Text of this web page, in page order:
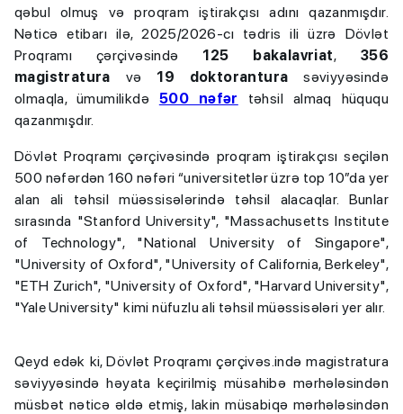
qəbul olmuş və proqram iştirakçısı adını qazanmışdır.
Nəticə etibarı ilə, 2025/2026-cı tədris ili üzrə Dövlət
Proqramı çərçivəsində 125 bakalavriat, 356
magistratura və 19 doktorantura səviyyəsində
olmaqla, ümumilikdə
500 nəfər təhsil almaq hüququ
qazanmışdır.
Dövlət Proqramı çərçivəsində proqram iştirakçısı seçilən
500 nəfərdən 160 nəfəri “universitetlərüzrə top 10”da yer
alan ali təhsil müəssisələrində təhsil alacaqlar. Bunlar
sırasında "Stanford University", "Massachusetts Institute
of Technology", "National University of Singapore",
"University of Oxford", "University of California, Berkeley",
"ETH Zurich", "University of Oxford", "Harvard University",
"Yale University" kimi nüfuzlu ali təhsil müəssisələri yer alır.
Qeyd edək ki, Dövlət Proqramı çərçivəs.ində magistratura
səviyyəsində həyata keçirilmiş müsahibə mərhələsindən
müsbət nəticə əldə etmiş, lakin müsabiqə mərhələsindən